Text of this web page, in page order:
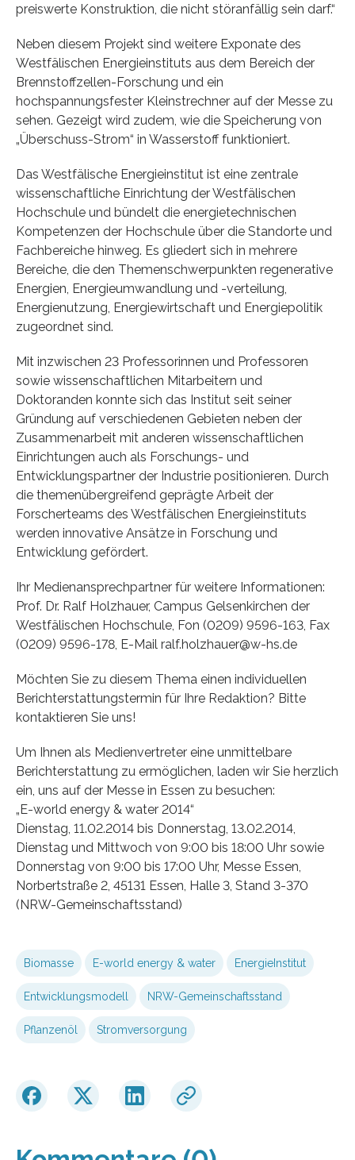
preiswerte Konstruktion, die nicht störanfällig sein darf.“
Neben diesem Projekt sind weitere Exponate des
Westfälischen Energieinstituts aus dem Bereich der
Brennstoffzellen-Forschung und ein
hochspannungsfester Kleinstrechner auf der Messe zu
sehen. Gezeigt wird zudem, wie die Speicherung von
„Überschuss-Strom“ in Wasserstoff funktioniert.
Das Westfälische Energieinstitut ist eine zentrale
wissenschaftliche Einrichtung der Westfälischen
Hochschule und bündelt die energietechnischen
Kompetenzen der Hochschule über die Standorte und
Fachbereiche hinweg. Es gliedert sich in mehrere
Bereiche, die den Themenschwerpunkten regenerative
Energien, Energieumwandlung und -verteilung,
Energienutzung, Energiewirtschaft und Energiepolitik
zugeordnet sind.
Mit inzwischen 23 Professorinnen und Professoren
sowie wissenschaftlichen Mitarbeitern und
Doktoranden konnte sich das Institut seit seiner
Gründung auf verschiedenen Gebieten neben der
Zusammenarbeit mit anderen wissenschaftlichen
Einrichtungen auch als Forschungs- und
Entwicklungspartner der Industrie positionieren. Durch
die themenübergreifend geprägte Arbeit der
Forscherteams des Westfälischen Energieinstituts
werden innovative Ansätze in Forschung und
Entwicklung gefördert.
Ihr Medienansprechpartner für weitere Informationen:
Prof. Dr. Ralf Holzhauer, Campus Gelsenkirchen der
Westfälischen Hochschule, Fon (0209) 9596-163, Fax
(0209) 9596-178, E-Mail ralf.holzhauer@w-hs.de
Möchten Sie zu diesem Thema einen individuellen
Berichterstattungstermin für Ihre Redaktion? Bitte
kontaktieren Sie uns!
Um Ihnen als Medienvertreter eine unmittelbare
Berichterstattung zu ermöglichen, laden wir Sie herzlich
ein, uns auf der Messe in Essen zu besuchen:
„E-world energy & water 2014“
Dienstag, 11.02.2014 bis Donnerstag, 13.02.2014,
Dienstag und Mittwoch von 9:00 bis 18:00 Uhr sowie
Donnerstag von 9:00 bis 17:00 Uhr, Messe Essen,
Norbertstraße 2, 45131 Essen, Halle 3, Stand 3-370
(NRW-Gemeinschaftsstand)
Biomasse E-world energy & water EnergieInstitut
Entwicklungsmodell NRW-Gemeinschaftsstand
Pflanzenöl Stromversorgung